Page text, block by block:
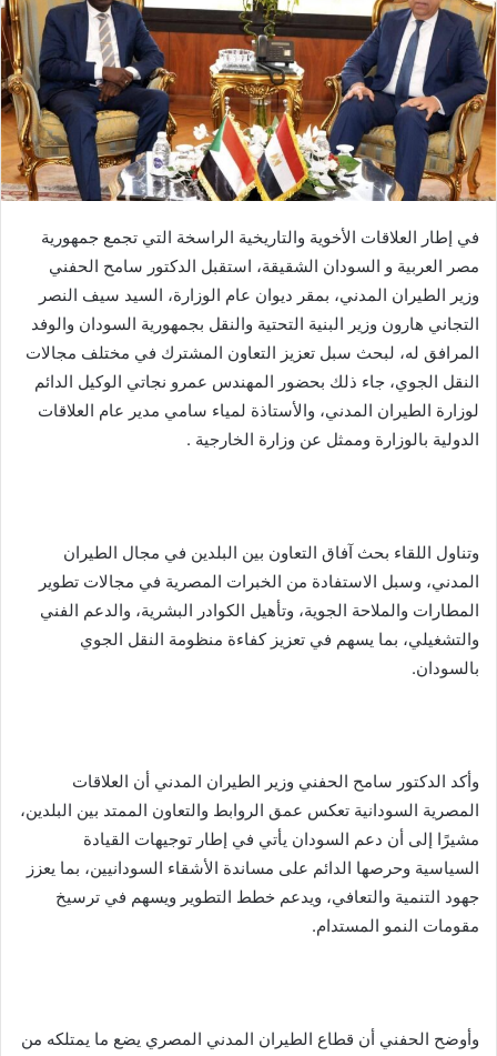
في إطار العلاقات الأخوية والتاريخية الراسخة التي تجمع جمهورية
مصر العربية و السودان الشقيقة، استقبل الدكتور سامح الحفني
وزير الطيران المدني، بمقر ديوان عام الوزارة، السيد سيف النصر
التجاني هارون وزير البنية التحتية والنقل بجمهورية السودان والوفد
المرافق له، لبحث سبل تعزيز التعاون المشترك في مختلف مجالات
النقل الجوي، جاء ذلك بحضور المهندس عمرو نجاتي الوكيل الدائم
لوزارة الطيران المدني، والأستاذة لمياء سامي مدير عام العلاقات
الدولية بالوزارة وممثل عن وزارة الخارجية .
وتناول اللقاء بحث آفاق التعاون بين البلدين في مجال الطيران
المدني، وسبل الاستفادة من الخبرات المصرية في مجالات تطوير
المطارات والملاحة الجوية، وتأهيل الكوادر البشرية، والدعم الفني
والتشغيلي، بما يسهم في تعزيز كفاءة منظومة النقل الجوي
بالسودان.
وأكد الدكتور سامح الحفني وزير الطيران المدني أن العلاقات
المصرية السودانية تعكس عمق الروابط والتعاون الممتد بين البلدين،
مشيرًا إلى أن دعم السودان يأتي في إطار توجيهات القيادة
السياسية وحرصها الدائم على مساندة الأشقاء السودانيين، بما يعزز
جهود التنمية والتعافي، ويدعم خطط التطوير ويسهم في ترسيخ
مقومات النمو المستدام.
وأوضح الحفني أن قطاع الطيران المدني المصري يضع ما يمتلكه من